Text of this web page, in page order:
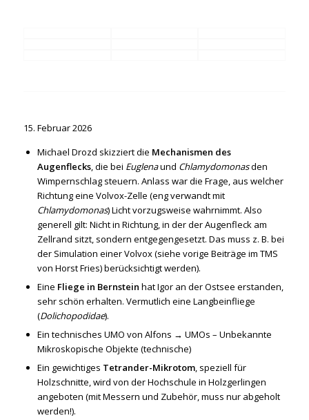
15. Februar 2026
Michael Drozd skizziert die Mechanismen des
Augenflecks, die bei Euglenaund Chlamydomonasden
Wimpernschlag steuern. Anlass war die Frage, aus welcher
Richtung eine Volvox-Zelle (eng verwandt mit
Chlamydomonas) Licht vorzugsweise wahrnimmt. Also
generell gilt: Nicht in Richtung, in der der Augenfleck am
Zellrand sitzt, sondern entgegengesetzt. Das muss z. B. bei
der Simulation einer Volvox (siehe vorige Beiträge im TMS
von Horst Fries) berücksichtigt werden).
Eine Fliege in Bernstein hat Igor an der Ostsee erstanden,
sehr schön erhalten. Vermutlich eine Langbeinfliege
(Dolichopodidae).
Ein technisches UMO von Alfons → UMOs – Unbekannte
Mikroskopische Objekte (technische)
Ein gewichtiges Tetrander-Mikrotom, speziell für
Holzschnitte, wird von der Hochschule in Holzgerlingen
angeboten (mit Messern und Zubehör, muss nur abgeholt
werden!).